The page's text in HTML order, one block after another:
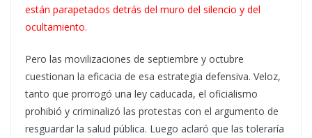
están parapetados detrás del muro del silencio y del
ocultamiento.
Pero las movilizaciones de septiembre y octubre
cuestionan la eficacia de esa estrategia defensiva. Veloz,
tanto que prorrogó una ley caducada, el oficialismo
prohibió y criminalizó las protestas con el argumento de
resguardar la salud pública. Luego aclaró que las toleraría